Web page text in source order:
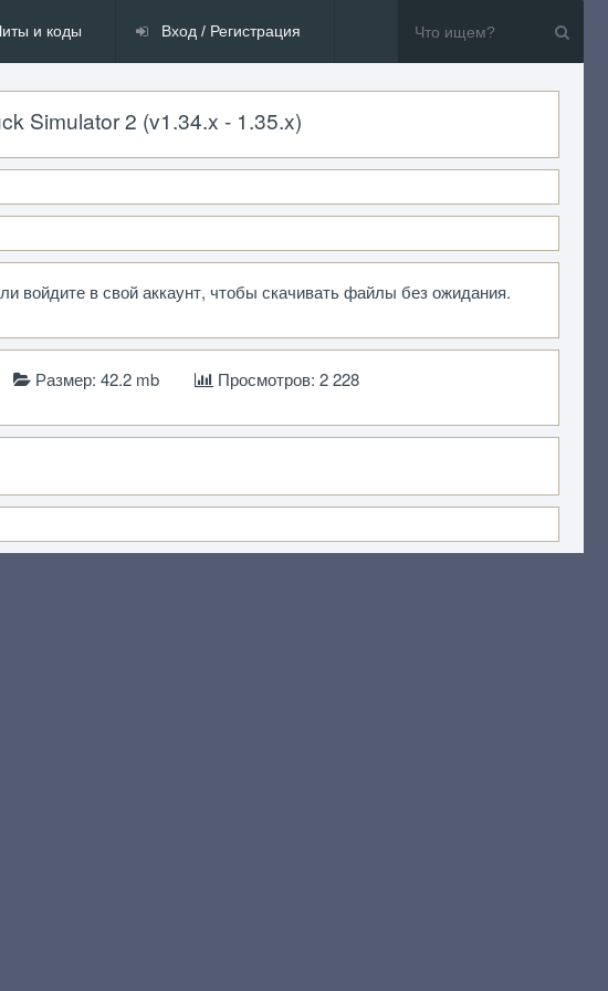
и коды Вход / Регистрация
Simulator 2 (v1.34.x - 1.35.x)
войдите в свой аккаунт, чтобы скачивать файлы без ожидания.
Размер: 42.2 mb Просмотров: 2 228